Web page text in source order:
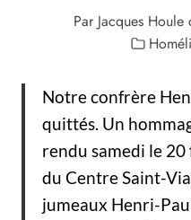
Par Jacques Houle
Notre confrère
quittés. Un
rendu samedi le
du Centre Saint-
jumeaux Henri-